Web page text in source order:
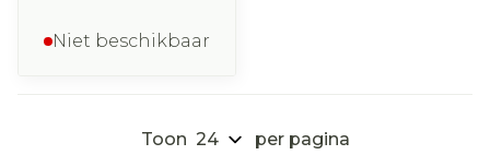
Niet beschikbaar
Toon per pagina